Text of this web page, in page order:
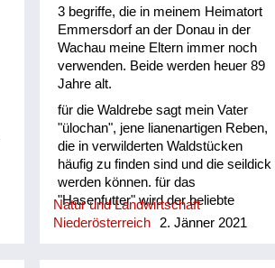
3 begriffe, die in meinem Heimatort
Emmersdorf an der Donau in der
Wachau meine Eltern immer noch
verwenden. Beide werden heuer 89
Jahre alt.
für die Waldrebe sagt mein Vater
"ülochan", jene lianenartigen Reben,
die in verwilderten Waldstücken
häufig zu finden sind und die seildick
werden können. für das
"Hasenfutter" wird der beliebte
Löwenzahn mit "mordoschn"
Natur und Landwirtschaft
Niederösterreich
2. Jänner 2021